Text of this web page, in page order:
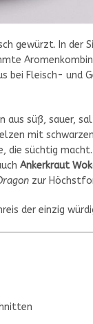
gewürzt. In der
bei Fleisch- und
süß, sauer,
mit
die süchtig
Ankerkraut
zur
der einzig